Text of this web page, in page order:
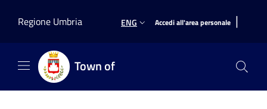
Regione Umbria
ENG Accedi all'area personale |
Town of